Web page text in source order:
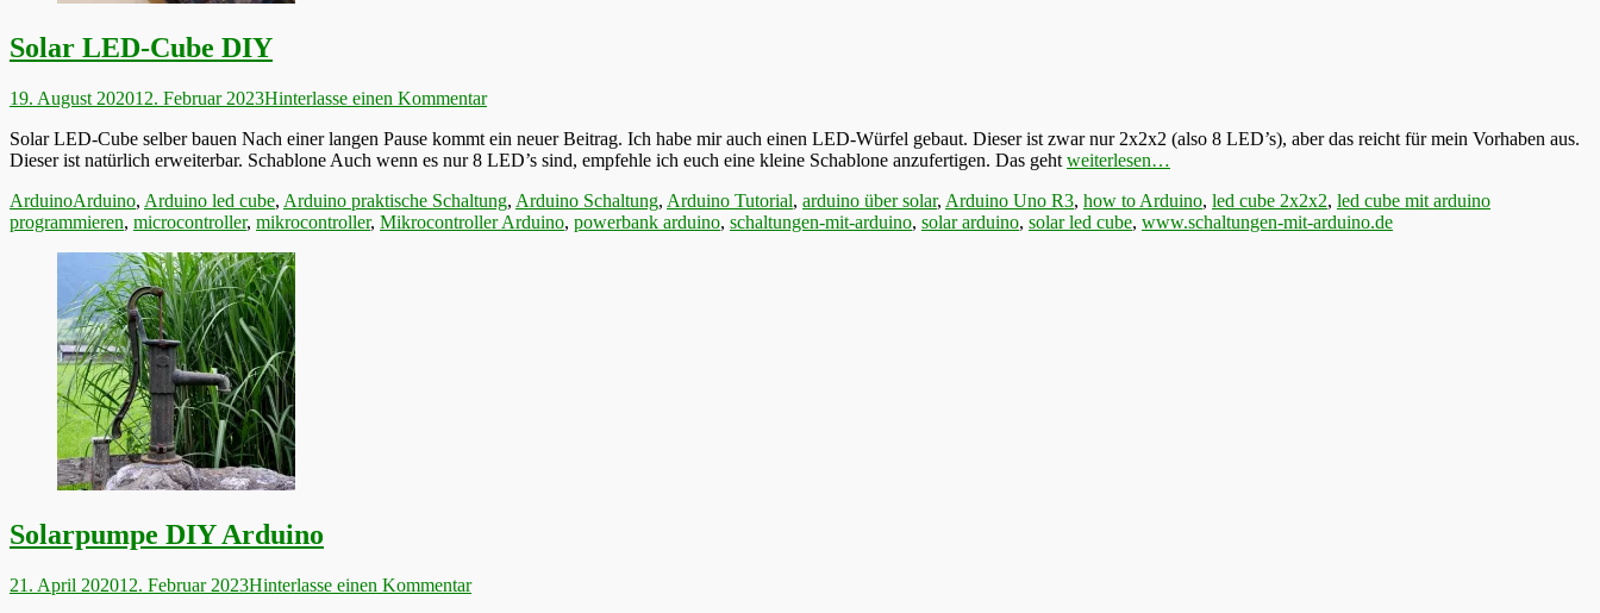
Solar LED-Cube DIY
Veröffentlicht
19. August 202012. Februar 2023Hinterlasse einen Kommentar
Solar LED-Cube selber bauen Nach einer langen Pause kommt ein neuer Beitrag. Ich habe mir auch einen LED-Würfel gebaut. Dieser ist zwar nur 2x2x2 (also 8 LED’s), aber das reicht für mein Vorhaben aus.
Dieser ist natürlich erweiterbar. Schablone Auch wenn es nur 8 LED’s sind, empfehle ich euch eine kleine Schablone anzufertigen. Das geht weiterlesen…
Kategorien
ArduinoSchlagworte
Arduino, Arduino led cube, Arduino praktische Schaltung, Arduino Schaltung, Arduino Tutorial, arduino über solar, Arduino Uno R3, how to Arduino, led cube 2x2x2, led cube mit arduino
programmieren, microcontroller, mikrocontroller, Mikrocontroller Arduino, powerbank arduino, schaltungen-mit-arduino, solar arduino, solar led cube, www.schaltungen-mit-arduino.de
Solarpumpe DIY Arduino
Veröffentlicht
21. April 202012. Februar 2023Hinterlasse einen Kommentar